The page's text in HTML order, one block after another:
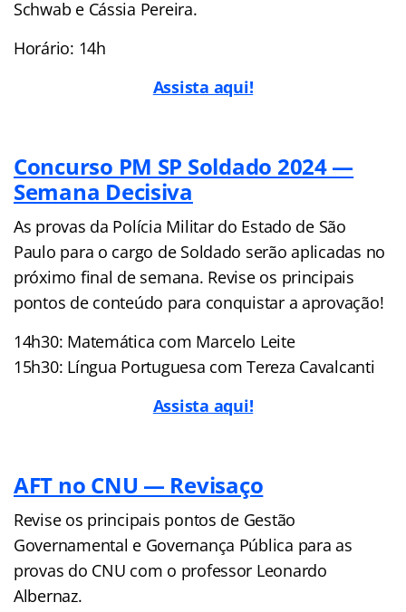
Schwab e Cássia Pereira.
Horário: 14h
Assista aqui!
Concurso PM SP Soldado 2024 —
Semana Decisiva
As provas da Polícia Militar do Estado de São
Paulo para o cargo de Soldado serão aplicadas no
próximo final de semana. Revise os principais
pontos de conteúdo para conquistar a aprovação!
14h30: Matemática com Marcelo Leite
15h30: Língua Portuguesa com Tereza Cavalcanti
Assista aqui!
AFT no CNU — Revisaço
Revise os principais pontos de Gestão
Governamental e Governança Pública para as
provas do CNU com o professor Leonardo
Albernaz.